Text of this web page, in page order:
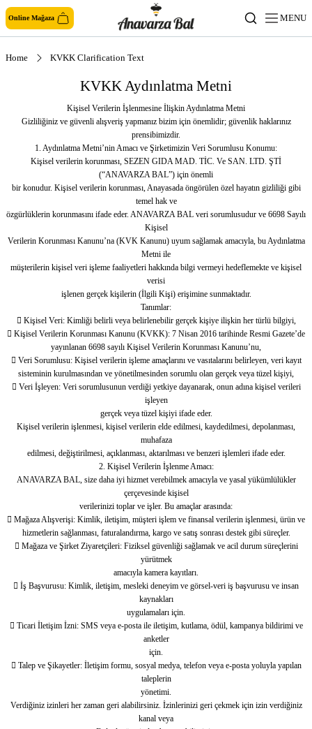
Online Mağaza MENU
Home KVKK Clarification Text
KVKK Aydınlatma Metni
Kişisel Verilerin İşlenmesine İlişkin Aydınlatma Metni
Gizliliğiniz ve güvenli alışveriş yapmanız bizim için önemlidir; güvenlik haklarınız
prensibimizdir.
1. Aydınlatma Metni’nin Amacı ve Şirketimizin Veri Sorumlusu Konumu:
Kişisel verilerin korunması, SEZEN GIDA MAD. TİC. Ve SAN. LTD. ŞTİ
(“ANAVARZA BAL”) için önemli
bir konudur. Kişisel verilerin korunması, Anayasada öngörülen özel hayatın gizliliği gibi
temel hak ve
özgürlüklerin korunmasını ifade eder. ANAVARZA BAL veri sorumlusudur ve 6698 Sayılı
Kişisel
Verilerin Korunması Kanunu’na (KVK Kanunu) uyum sağlamak amacıyla, bu Aydınlatma
Metni ile
müşterilerin kişisel veri işleme faaliyetleri hakkında bilgi vermeyi hedeflemekte ve kişisel
verisi
işlenen gerçek kişilerin (İlgili Kişi) erişimine sunmaktadır.
Tanımlar:
 Kişisel Veri: Kimliği belirli veya belirlenebilir gerçek kişiye ilişkin her türlü bilgiyi,
 Kişisel Verilerin Korunması Kanunu (KVKK): 7 Nisan 2016 tarihinde Resmi Gazete’de
yayınlanan 6698 sayılı Kişisel Verilerin Korunması Kanunu’nu,
 Veri Sorumlusu: Kişisel verilerin işleme amaçlarını ve vasıtalarını belirleyen, veri kayıt
sisteminin kurulmasından ve yönetilmesinden sorumlu olan gerçek veya tüzel kişiyi,
 Veri İşleyen: Veri sorumlusunun verdiği yetkiye dayanarak, onun adına kişisel verileri
işleyen
gerçek veya tüzel kişiyi ifade eder.
Kişisel verilerin işlenmesi, kişisel verilerin elde edilmesi, kaydedilmesi, depolanması,
muhafaza
edilmesi, değiştirilmesi, açıklanması, aktarılması ve benzeri işlemleri ifade eder.
2. Kişisel Verilerin İşlenme Amacı:
ANAVARZA BAL, size daha iyi hizmet verebilmek amacıyla ve yasal yükümlülükler
çerçevesinde kişisel
verilerinizi toplar ve işler. Bu amaçlar arasında:
 Mağaza Alışverişi: Kimlik, iletişim, müşteri işlem ve finansal verilerin işlenmesi, ürün ve
hizmetlerin sağlanması, faturalandırma, kargo ve satış sonrası destek gibi süreçler.
 Mağaza ve Şirket Ziyaretçileri: Fiziksel güvenliği sağlamak ve acil durum süreçlerini
yürütmek
amacıyla kamera kayıtları.
 İş Başvurusu: Kimlik, iletişim, mesleki deneyim ve görsel-veri iş başvurusu ve insan
kaynakları
uygulamaları için.
 Ticari İletişim İzni: SMS veya e-posta ile iletişim, kutlama, ödül, kampanya bildirimi ve
anketler
için.
 Talep ve Şikayetler: İletişim formu, sosyal medya, telefon veya e-posta yoluyla yapılan
taleplerin
yönetimi.
Verdiğiniz izinleri her zaman geri alabilirsiniz. İzinlerinizi geri çekmek için izin verdiğiniz
kanal veya